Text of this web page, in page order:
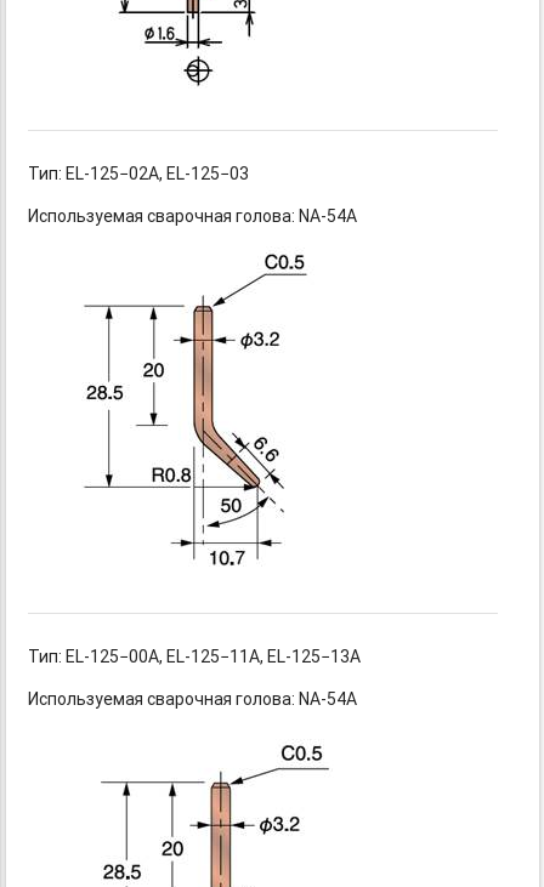
Тип: EL-125−02A, EL-125−03
Используемая сварочная голова: NA-54A
Тип: EL-125−00A, EL-125−11A, EL-125−13A
Используемая сварочная голова: NA-54A